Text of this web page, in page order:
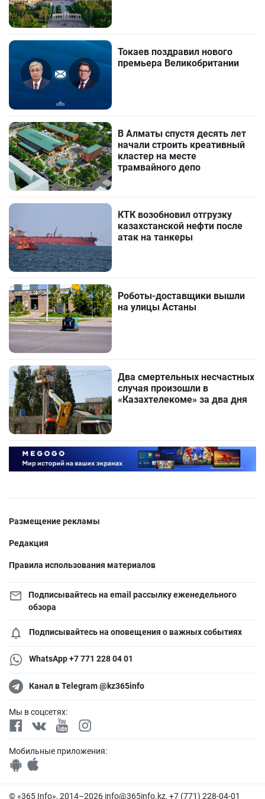
Токаев поздравил нового
премьера Великобритании
В Алматы спустя десять лет
начали строить креативный
кластер на месте
трамвайного депо
КТК возобновил отгрузку
казахстанской нефти после
атак на танкеры
Роботы-доставщики вышли
на улицы Астаны
Два смертельных несчастных
случая произошли в
«Казахтелекоме» за два дня
Размещение рекламы
Редакция
Правила использования материалов
Подписывайтесь на email рассылку еженедельного
обзора
Подписывайтесь на оповещения о важных событиях
WhatsApp +7 771 228 04 01
Канал в Telegram @kz365info
Мы в соцсетях:
Мобильные приложения:
© «365 Info», 2014–2026 info@365info.kz, +7 (771) 228-04-01